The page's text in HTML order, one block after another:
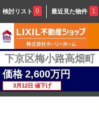
検討リスト 0 最近見た物件 1
下京区梅小路高畑
価格 2,600万円
3月12日 値下げ